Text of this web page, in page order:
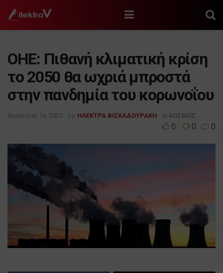
ΟΗΕ: Πιθανή κλιματική κρίση
το 2050 θα ωχριά μπροστά
στην πανδημία του κορωνοΐου
November 14, 2020 by ΗΛΕΚΤΡΑ ΒΙΣΚΑΔΟΥΡΑΚΗ in ΚΟΣΜΟΣ
0 0 0